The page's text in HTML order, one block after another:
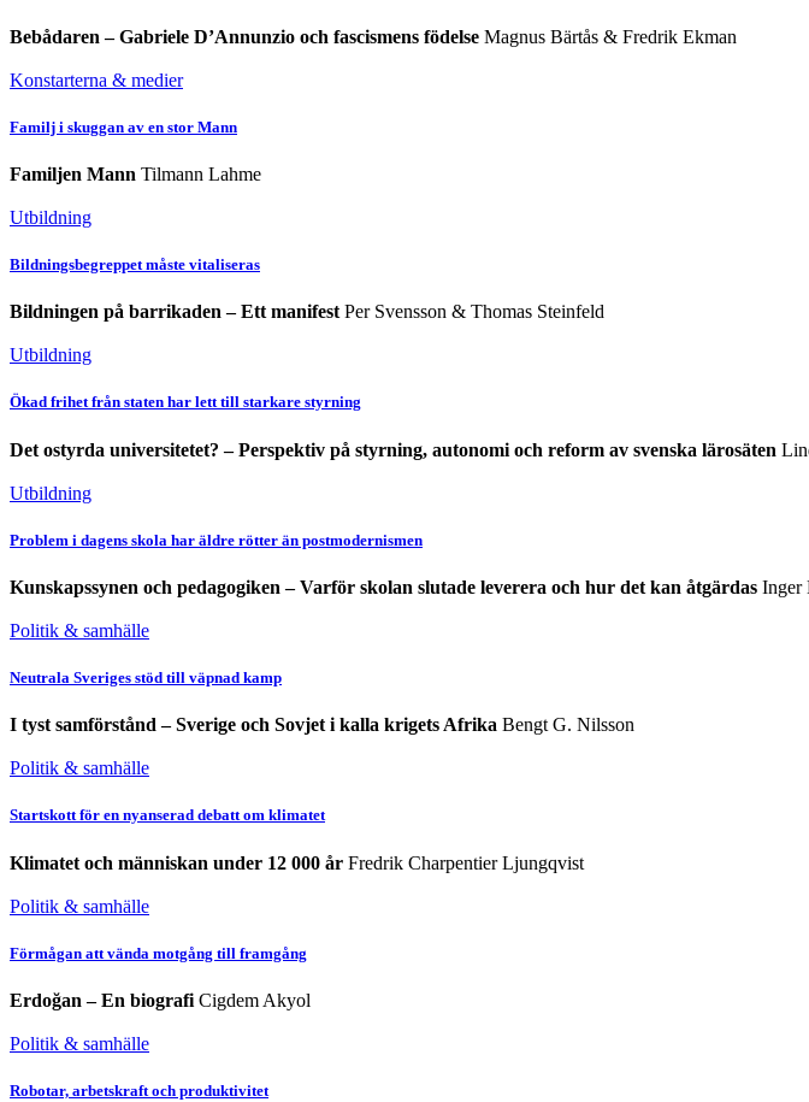
Bebådaren – Gabriele D’Annunzio och fascismens födelse Magnus Bärtås & Fredrik Ekman
Konstarterna & medier
Familj i skuggan av en stor Mann
Familjen Mann Tilmann Lahme
Utbildning
Bildningsbegreppet måste vitaliseras
Bildningen på barrikaden – Ett manifest Per Svensson & Thomas Steinfeld
Utbildning
Ökad frihet från staten har lett till starkare styrning
Det ostyrda universitetet? – Perspektiv på styrning, autonomi och reform av svenska lärosäten
Utbildning
Problem i dagens skola har äldre rötter än postmodernismen
Kunskapssynen och pedagogiken – Varför skolan slutade leverera och hur det kan åtgärdas Inger
Politik & samhälle
Neutrala Sveriges stöd till väpnad kamp
I tyst samförstånd – Sverige och Sovjet i kalla krigets Afrika Bengt G. Nilsson
Politik & samhälle
Startskott för en nyanserad debatt om klimatet
Klimatet och människan under 12 000 år Fredrik Charpentier Ljungqvist
Politik & samhälle
Förmågan att vända motgång till framgång
Erdoğan – En biografi Cigdem Akyol
Politik & samhälle
Robotar, arbetskraft och produktivitet